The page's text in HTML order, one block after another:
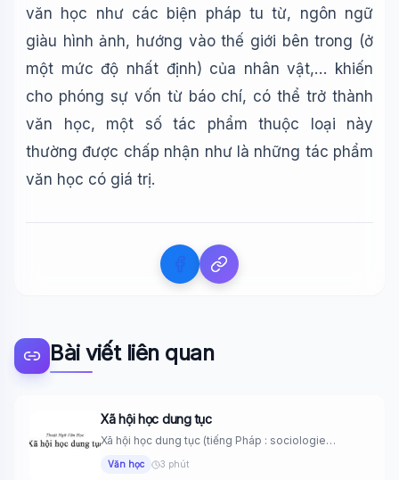
văn học như các biện pháp tu từ, ngôn ngữ
giàu hình ảnh, hướng vào thế giới bên trong (ở
một mức độ nhất định) của nhân vật,… khiến
cho phóng sự vốn từ báo chí, có thể trở thành
văn học, một số tác phẩm thuộc loại này
thường được chấp nhận như là những tác phẩm
văn học có giá trị.
Bài viết liên quan
Xã hội học dung tục
Xã hội học dung tục (tiếng Pháp : sociologie
Văn học 3 phút
về các bài viết trên Wiki!
🪐 Sao Mộc là gì?
📚 Lịch sử Việt Nam
🔬 Albert Einstein